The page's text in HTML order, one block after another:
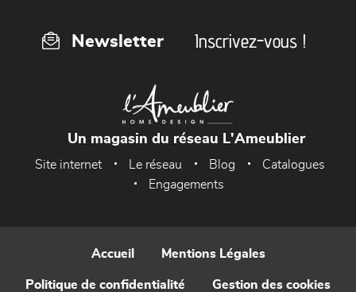
Newsletter Inscrivez-vous !
Un magasin du réseau L'Ameublier
Site internet Le réseau Blog
Catalogues
Engagements
Accueil Mentions Légales
Politique de confidentialité Gestion des cookies